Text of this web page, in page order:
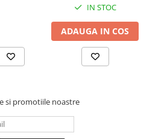
IN STOC
ADAUGA IN COS
si promotiile noastre